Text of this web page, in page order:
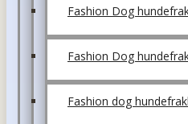
Fashion Dog
Fashion Dog
Fashion dog